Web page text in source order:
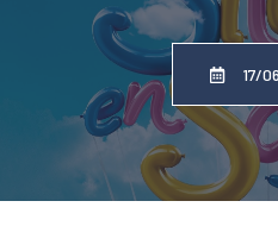
17/
Accueil »Actualités»